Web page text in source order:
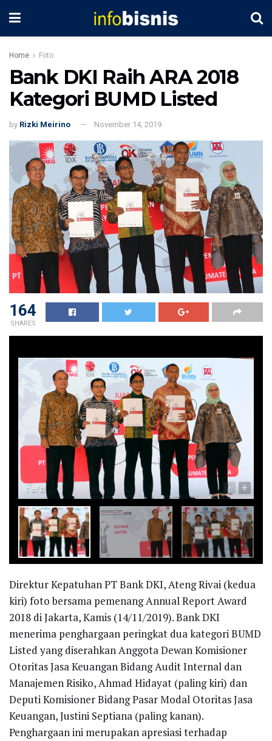
Home Foto
Bank DKI Raih ARA 2018
Kategori BUMD Listed
by Rizki Meirino November 14, 2019
164
SHARES
1 of 3 - +
Direktur Kepatuhan PT Bank DKI, Ateng Rivai (kedua
kiri) foto bersama pemenang Annual Report Award
2018 di Jakarta, Kamis (14/11/2019). Bank DKI
menerima penghargaan peringkat dua kategori BUMD
Listed yang diserahkan Anggota Dewan Komisioner
Otoritas Jasa Keuangan Bidang Audit Internal dan
Manajemen Risiko, Ahmad Hidayat (paling kiri) dan
Deputi Komisioner Bidang Pasar Modal Otoritas Jasa
Keuangan, Justini Septiana (paling kanan).
Penghargaan ini merupakan apresiasi terhadap